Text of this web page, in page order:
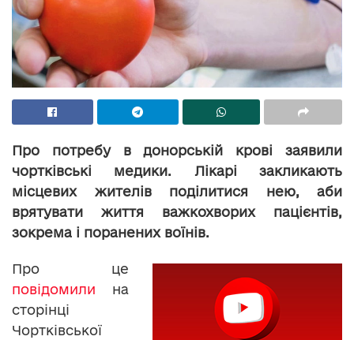
Про потребу в донорській крові заявили
чортківські медики. Лікарі закликають
місцевих жителів поділитися нею, аби
врятувати життя важкохворих пацієнтів,
зокрема і поранених воїнів.
Про це
повідомили на
сторінці
Чортківської